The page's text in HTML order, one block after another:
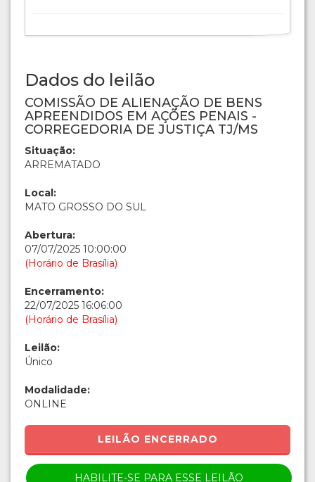
Dados do leilão
COMISSÃO DE ALIENAÇÃO DE BENS
APREENDIDOS EM AÇÕES PENAIS -
CORREGEDORIA DE JUSTIÇA TJ/MS
Situação:
ARREMATADO
Local:
MATO GROSSO DO SUL
Abertura:
07/07/2025 10:00:00
(Horário de Brasília)
Encerramento:
22/07/2025 16:06:00
(Horário de Brasília)
Leilão:
Único
Modalidade:
ONLINE
LEILÃO ENCERRADO
HABILITE-SE PARA ESSE LEILÃO